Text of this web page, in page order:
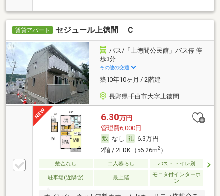
賃貸アパート セジュール上徳間 Ｃ
バス/「上徳間公民館」バス停 停
歩3分
その他の交通
築10年10ヶ月 / 2階建
長野県千曲市大字上徳間
6.30万円
管理費6,000円
なし
6.3万円
2階 / 2LDK（56.26m2）
敷金なし 二人暮らし バス・トイレ別
駐車場(近隣含) 最上階
モニタ付インターホ
ン